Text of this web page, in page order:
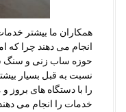
همکاران ما بیشتر
انجام می دهند چرا که
حوزه ساب زنی و
نسبت به قبل بسیار
را با دستگاه های بروز
خدمات را انجام می